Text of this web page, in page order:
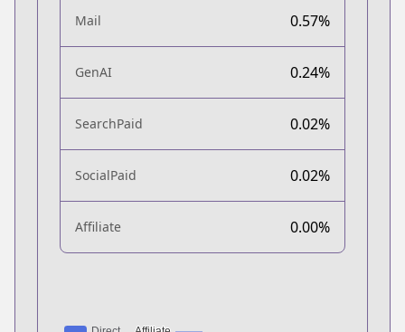
Mail 0.57%
GenAI 0.24%
SearchPaid 0.02%
SocialPaid 0.02%
Affiliate 0.00%